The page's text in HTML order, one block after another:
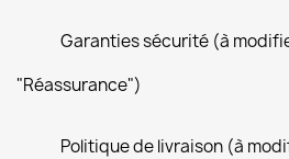
Garanties sécurité (à
"Réassurance")
Politique de livraison (à